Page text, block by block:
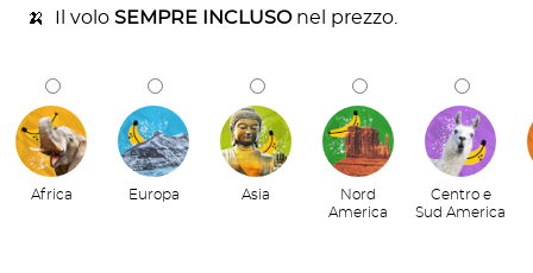
🍌 Il voloSEMPRE INCLUSOnel prezzo.
Africa Europa Asia
Nord
America
Centro e
Sud America